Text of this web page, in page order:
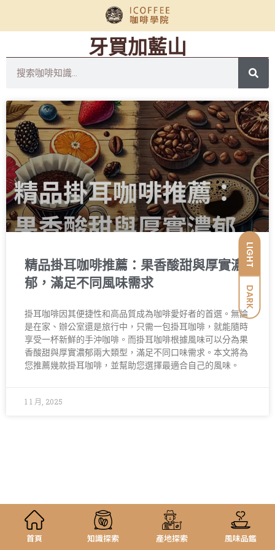
LIGHT
DARK
牙買加藍山
精品掛耳咖啡推薦：果香酸甜與厚實濃
郁，滿足不同風味需求
掛耳咖啡因其便捷性和高品質成為咖啡愛好者的首選。無論
是在家、辦公室還是旅行中，只需一包掛耳咖啡，就能隨時
享受一杯新鮮的手沖咖啡。而掛耳咖啡根據風味可以分為果
香酸甜與厚實濃郁兩大類型，滿足不同口味需求。本文將為
您推薦幾款掛耳咖啡，並幫助您選擇最適合自己的風味。
1 1 月, 2025
首頁 知識探索 產地探索 風味品鑑